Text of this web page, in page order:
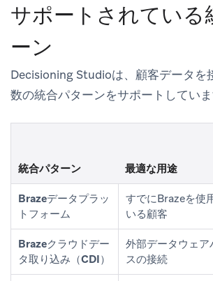
サポートされている
ーン
Decisioning Studioは、顧客データを
数の統合パターンをサポートしていま
統合パターン 最適な用途
Brazeデータプラッ
トフォーム
すでにBrazeを使
いる顧客
Brazeクラウドデー
タ取り込み（CDI）
外部データウェア
スの接続